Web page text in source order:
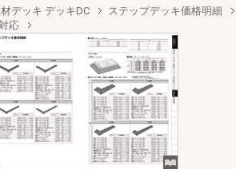
デッキ デッキDC ステップデッキ価格明細
応